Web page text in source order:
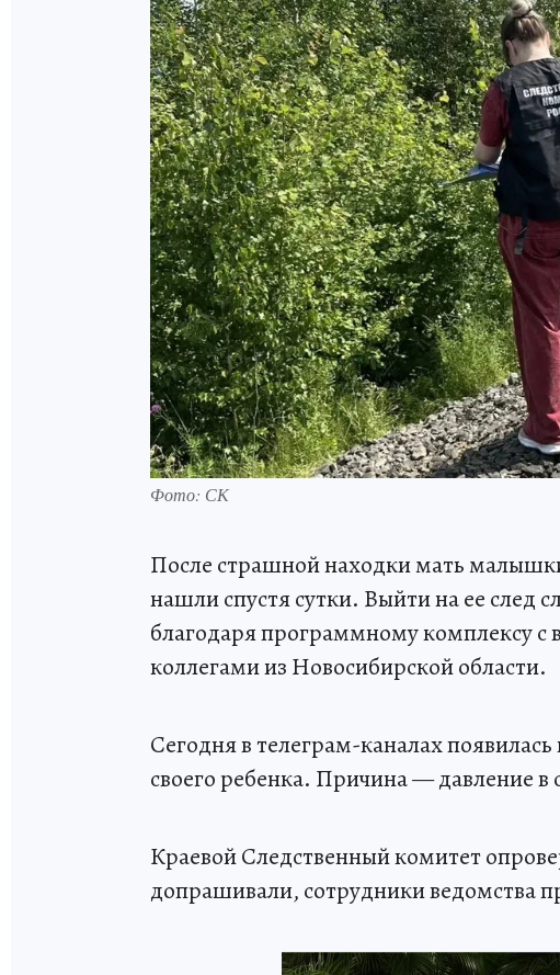
Фото: СК
После страшной находки мать
нашли спустя сутки. Выйти на ее след
благодаря программному комплексу с
коллегами из Новосибирской области.
Сегодня в телеграм-каналах
своего ребенка. Причина — давление в
Краевой Следственный комитет
допрашивали, сотрудники ведомства